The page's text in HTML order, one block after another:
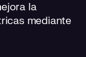
la
mediante